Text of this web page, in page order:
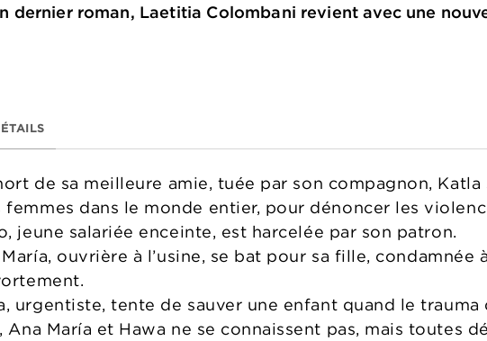
dernier roman, Laetitia Colombani revient avec une
de sa meilleure amie, tuée par son compagnon,
femmes dans le monde entier, pour dénoncer les
jeune salariée enceinte, est harcelée par son patron.
ouvrière à l’usine, se bat pour sa fille,
urgentiste, tente de sauver une enfant quand le trauma
Ana María et Hawa ne se connaissent pas, mais toutes